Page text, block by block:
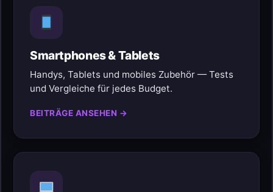
Smartphones & Tablets
Handys, Tablets und mobiles Zubehör — Tests
und Vergleiche für jedes Budget.
BEITRÄGE ANSEHEN →